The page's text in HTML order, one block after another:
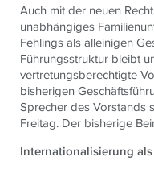
Auch mit der neuen
unabhängiges
Fehlings als alleinigen
Führungsstruktur bleibt
vertretungsberechtigte
bisherigen
Sprecher des Vorstands
Freitag. Der bisherige
Internationalisierung